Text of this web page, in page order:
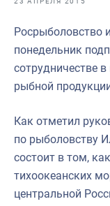
Выставки и
Рыбоохрана
Инфографика
Укрепление
Росрыболовство
понедельник
сотрудничестве
рыбной
Как отметил
по рыболовству
состоит в том,
тихоокеанских
центральной